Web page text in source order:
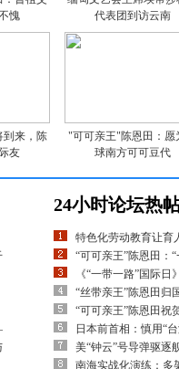
愧
代表团到访云南
到来，陈
友
"可可亲王"陈恩田：愿
球南方可可豆代
24小时论坛热
特色化劳动教育让育
“可可亲王”陈恩田：
《“一带一路”国际
“丝带亲王”陈恩田归
“可可亲王”陈恩田祝
日本前首相：慎用“
美“钟云”号导弹驱逐
南海实战化演练：多